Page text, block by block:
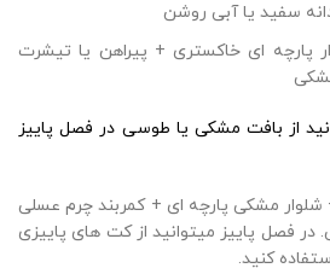
سفید یا آبی روشن
پارچه ای خاکستری + پیراهن یا تیشرت
از بافت مشکی یا طوسی در فصل پاییز
مشکی پارچه ای + کمربند چرم عسلی
فصل پاییز میتوانید از کت های پاییزی
کنید.